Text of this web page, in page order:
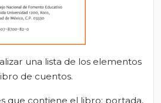
una lista de los elementos
de cuentos.
que contiene el libro: portada,